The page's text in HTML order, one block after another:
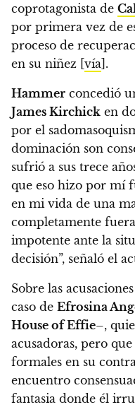
coprotagonista de
por primera vez de
proceso de
en su niñez [vía].
Hammer concedió
James Kirchick en
por el
dominación son
sufrió a sus trece
que eso hizo por mí
en mi vida de una
completamente
impotente ante la
decisión”, señaló el
Sobre las
caso de Efrosina
House of Effie–,
acusadoras, pero
formales en su
encuentro
fantasia donde él